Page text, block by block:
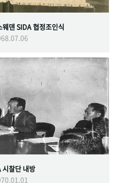
덴 SIDA 협정조인식
시찰단 내방